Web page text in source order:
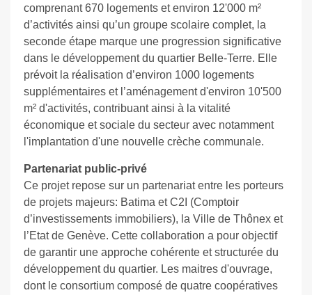
comprenant 670 logements et environ 12'000 m²
d’activités ainsi qu’un groupe scolaire complet, la
seconde étape marque une progression significative
dans le développement du quartier Belle-Terre. Elle
prévoit la réalisation d’environ 1000 logements
supplémentaires et l’aménagement d'environ 10'500
m² d'activités, contribuant ainsi à la vitalité
économique et sociale du secteur avec notamment
l'implantation d'une nouvelle crèche communale.
Partenariat public-privé
Ce projet repose sur un partenariat entre les porteurs
de projets majeurs: Batima et C2I (Comptoir
d’investissements immobiliers), la Ville de Thônex et
l’Etat de Genève. Cette collaboration a pour objectif
de garantir une approche cohérente et structurée du
développement du quartier. Les maitres d'ouvrage,
dont le consortium composé de quatre coopératives